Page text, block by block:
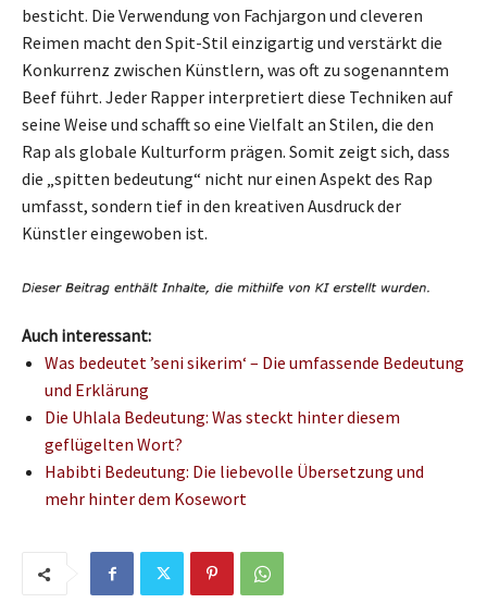
besticht. Die Verwendung von Fachjargon und cleveren
Reimen macht den Spit-Stil einzigartig und verstärkt die
Konkurrenz zwischen Künstlern, was oft zu sogenanntem
Beef führt. Jeder Rapper interpretiert diese Techniken auf
seine Weise und schafft so eine Vielfalt an Stilen, die den
Rap als globale Kulturform prägen. Somit zeigt sich, dass
die „spitten bedeutung“ nicht nur einen Aspekt des Rap
umfasst, sondern tief in den kreativen Ausdruck der
Künstler eingewoben ist.
Auch interessant:
Was bedeutet ’seni sikerim‘ – Die umfassende Bedeutung
und Erklärung
Die Uhlala Bedeutung: Was steckt hinter diesem
geflügelten Wort?
Habibti Bedeutung: Die liebevolle Übersetzung und
mehr hinter dem Kosewort